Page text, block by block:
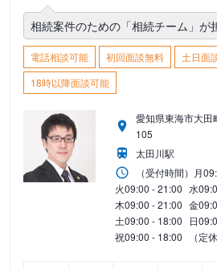
相続案件のための「相続チーム」が
電話相談可能 初回面談無料
土日面
18時以降面談可能
愛知県東海市大
105
太田川駅
（受付時間） 月
火09:00 - 21:00 水
木09:00 - 21:00 金
土09:00 - 18:00 日
祝09:00 - 18:00 （定